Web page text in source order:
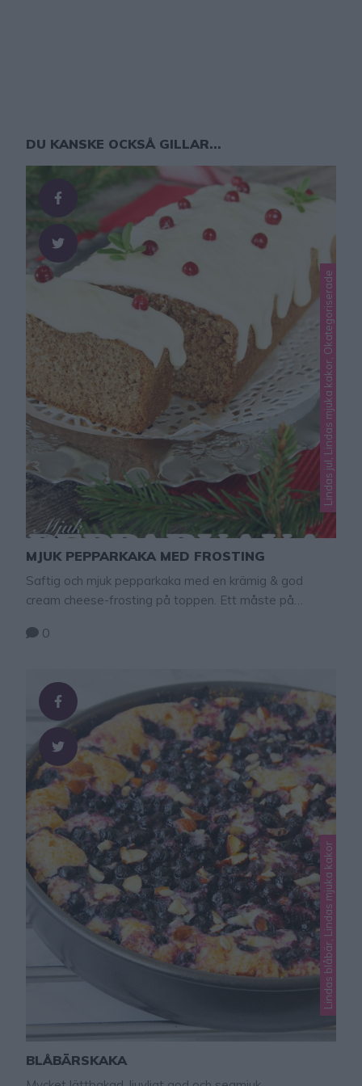
DU KANSKE OCKSÅ GILLAR...
Lindas jul, Lindas mjuka kakor, Okategoriserade
MJUK PEPPARKAKA MED FROSTING
Saftig och mjuk pepparkaka med en krämig & god
cream cheese-frosting på toppen. Ett måste på
0
Lindas blåbär, Lindas mjuka kakor
BLÅBÄRSKAKA